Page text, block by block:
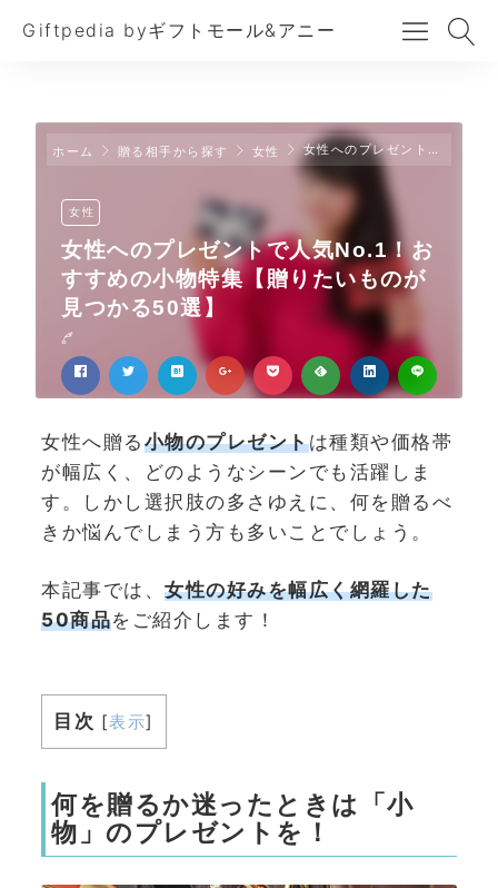
Giftpedia byギフトモール&アニー
ホーム 贈る相手から探す 女性 女性へのプレゼントで人気No.1！おすすめの小物特集【贈りたいものが見つかる50選】
女性
女性へのプレゼントで人気No.1！お
すすめの小物特集【贈りたいものが
見つかる50選】
女性へ贈る 小物のプレゼントは種類や価格帯
が幅広く、どのようなシーンでも活躍しま
す。しかし選択肢の多さゆえに、何を贈るべ
きか悩んでしまう方も多いことでしょう。
本記事では、 女性の好みを幅広く網羅した
50商品をご紹介します！
目次 [表示]
何を贈るか迷ったときは「小
物」のプレゼントを！